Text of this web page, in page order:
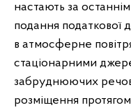
настають за
подання податкової
в атмосферне
стаціонарними
забруднюючих
розміщення протягом